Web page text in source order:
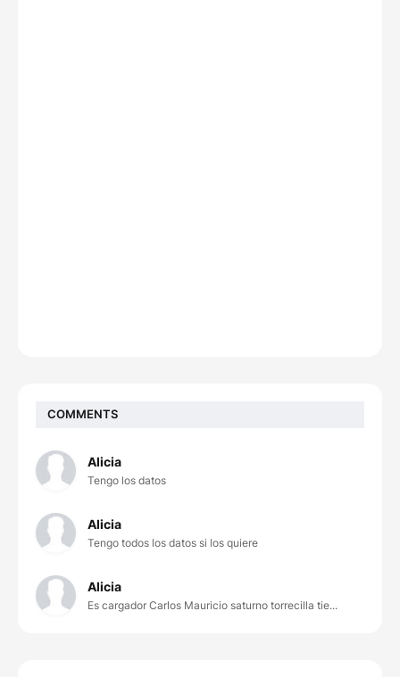
COMMENTS
Alicia
Tengo los datos
Alicia
Tengo todos los datos si los quiere
Alicia
Es cargador Carlos Mauricio saturno torrecilla tie...